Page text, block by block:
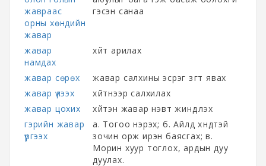
жавраас
орны хөндийн
жавар
гэсэн санаа
жавар
намдах
хүйт арилах
жавар сөрөх
жавар салхины эсрэг зүгт явах
жавар үлээх
хүйтнээр салхилах
жавар цохих
хүйтэн жавар нэвт жиндүүлэх
гэрийн жавар
үргээх
а. Тогоо нэрэх; б. Айлд хүндтэй
зочин орж ирэн баясгах; в.
Морин хуур тоглох, ардын дуу
дуулах.